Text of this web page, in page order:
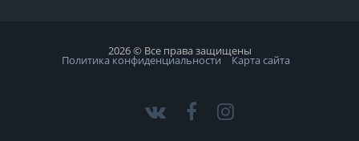
2026 © Все права защищены
Политика конфиденциальности Карта сайта